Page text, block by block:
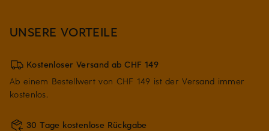
UNSERE VORTEILE
Kostenloser Versand ab CHF 149
Ab einem Bestellwert von CHF 149 ist der Versand immer
kostenlos.
30 Tage kostenlose Rückgabe